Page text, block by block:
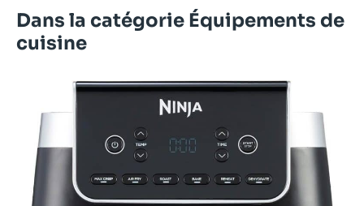
Dans la catégorie Équipements de
cuisine